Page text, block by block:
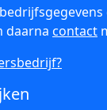
daarna contact